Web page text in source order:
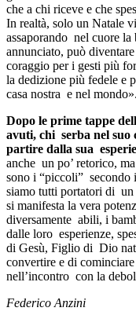
che a chi riceve e che
In realtà, solo un Natale
assaporando nel cuore
annunciato, può
coraggio per i gesti più
la dedizione più fedele e
casa nostra e nel mondo».
Dopo le prime tappe
avuti, chi serba nel suo
partire dalla sua
anche un po’ retorico,
sono i “piccoli”
siamo tutti portatori di
si manifesta la vera
diversamente abili, i
dalle loro esperienze,
di Gesù, Figlio di Dio
convertire e di
nell’incontro con la
Federico Anzini